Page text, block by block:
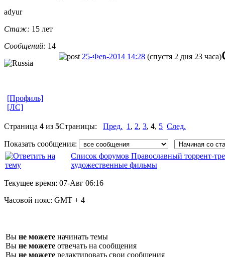
adyur
Стаж: 15 лет
Сообщений: 14
25-Фев-2014 14:28 (спустя 2 дня 23 часа)
[Профиль]
[ЛС]
Страница 4 из 5Страницы: Пред. 1 , 2, 3, 4, 5 След.
Показать сообщения:
Список форумов Православный торрент-
художественные фильмы
Текущее время: 07-Авг 06:16
Часовой пояс: GMT + 4
Вы не можете начинать темы
Вы не можете отвечать на сообщения
Вы не можете редактировать свои сообщения